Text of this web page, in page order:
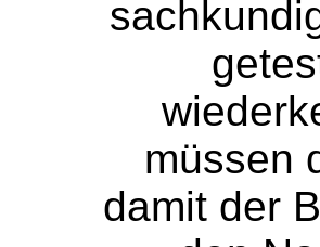
müssen
damit der